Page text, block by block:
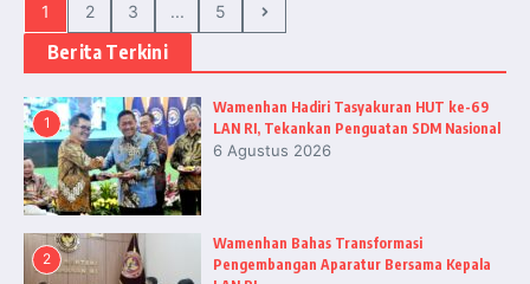
1 2 3 ... 5
Berita Terkini
1
Wamenhan Hadiri Tasyakuran HUT ke-69
LAN RI, Tekankan Penguatan SDM Nasional
6 Agustus 2026
2
Wamenhan Bahas Transformasi
Pengembangan Aparatur Bersama Kepala